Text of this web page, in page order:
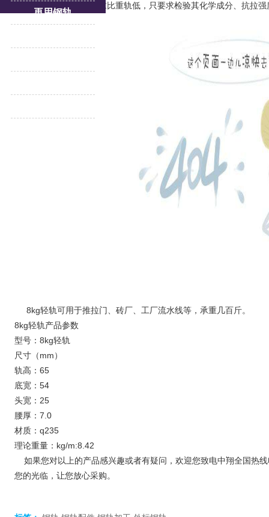
的钢轨。轻轨的质量要求比重轨低，只要求检验其化学成分、抗拉
8kg轻轨可用于推拉门、砖厂、工厂流水线等，承重几百斤。
8kg轻轨产品参数
型号：8kg轻轨
尺寸（mm）
轨高：65
底宽：54
头宽：25
腰厚：7.0
材质：q235
理论重量：kg/m:8.42
如果您对以上的产品感兴趣或者有疑问，欢迎您致电中翔全国热
您的光临，让您放心采购。
再用钢轨